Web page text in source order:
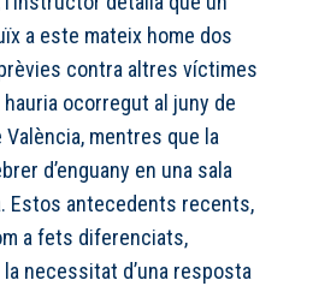
a este mateix home dos
contra altres víctimes
ocorregut al juny de
mentres que la
d’enguany en una sala
Estos antecedents recents,
a fets diferenciats,
necessitat d’una resposta